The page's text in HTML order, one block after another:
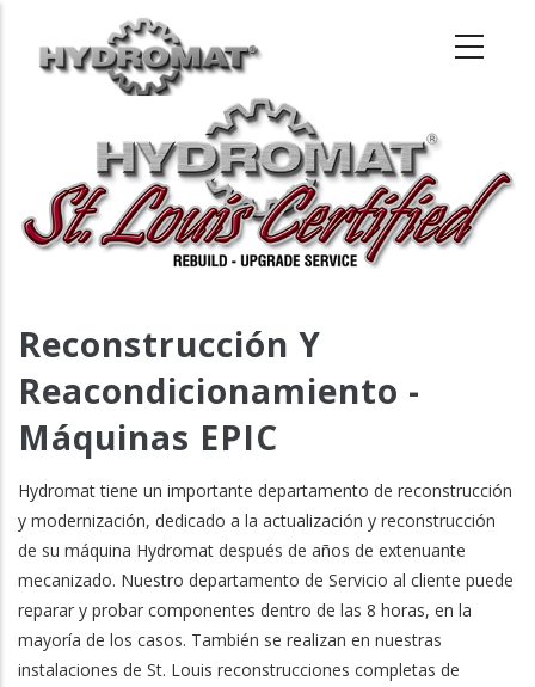
contenido
Reconstrucción Y
Reacondicionamiento -
Máquinas EPIC
Hydromat tiene un importante departamento de reconstrucción
y modernización, dedicado a la actualización y reconstrucción
de su máquina Hydromat después de años de extenuante
mecanizado. Nuestro departamento de Servicio al cliente puede
reparar y probar componentes dentro de las 8 horas, en la
mayoría de los casos. También se realizan en nuestras
instalaciones de St. Louis reconstrucciones completas de